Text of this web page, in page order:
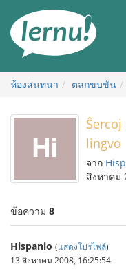
สารบัญ
ห้องสนทนา ตลกขบขัน
lingvo
จาก
สิงหาคม
ข้อความ 8
Hispanio (แสดงโปรไฟล์)
13 สิงหาคม 2008, 16:25:54